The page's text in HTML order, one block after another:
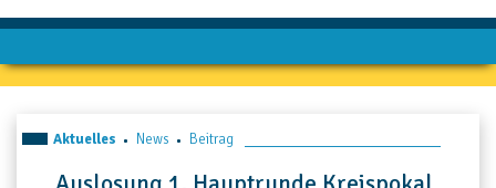
Aktuelles News Beitrag